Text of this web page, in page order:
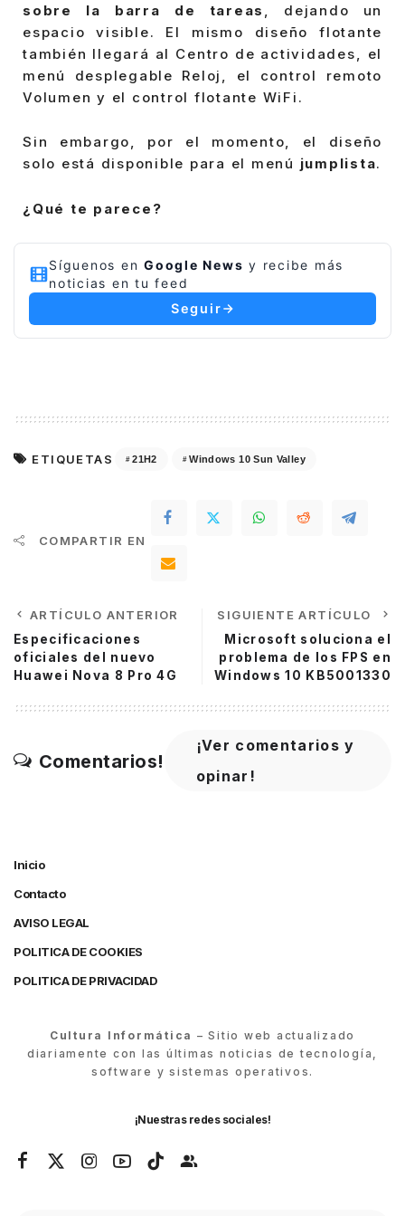
sobre la barra de tareas , dejando un
espacio visible. El mismo diseño flotante
también llegará al Centro de actividades, el
menú desplegable Reloj, el control remoto
Volumen y el control flotante WiFi.
Sin embargo, por el momento, el diseño
solo está disponible para el menú jumplista.
¿Qué te parece?
Síguenos en Google News y recibe más
noticias en tu feed
Seguir
ETIQUETAS 21H2 Windows 10 Sun Valley
COMPARTIR EN
ARTÍCULO ANTERIOR
Especificaciones
oficiales del nuevo
Huawei Nova 8 Pro 4G
SIGUIENTE ARTÍCULO
Microsoft soluciona el
problema de los FPS en
Windows 10 KB5001330
Comentarios!
¡Ver comentarios y
opinar!
Inicio
Contacto
AVISO LEGAL
POLITICA DE COOKIES
POLITICA DE PRIVACIDAD
Cultura Informática – Sitio web actualizado
diariamente con las últimas noticias de tecnología,
software y sistemas operativos.
¡Nuestras redes sociales!